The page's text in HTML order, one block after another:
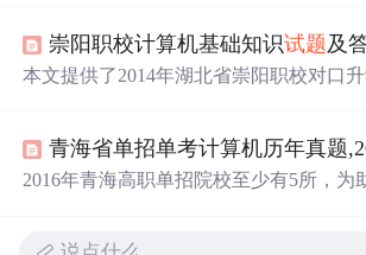
月公布。
崇阳职校计算机基础知识试题及答案
本文提供了2014年湖北省崇阳职校对口
语应用、语病判断、标点符号规范、修
知识点，旨在测试学生的语文综合能力。
2016年青海高职单招院校至少有5所，为